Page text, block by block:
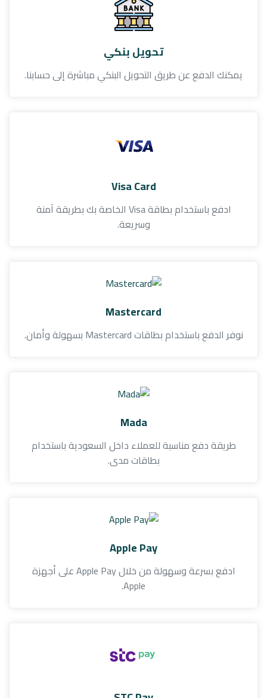
تحويل بنكي
يمكنك الدفع عن طريق التحويل البنكي مباشرة إلى حسابنا.
Visa Card
ادفع باستخدام بطاقة Visa الخاصة بك بطريقة آمنة
وسريعة.
Mastercard
نوفر الدفع باستخدام بطاقات Mastercard بسهولة وأمان.
Mada
طريقة دفع مناسبة للعملاء داخل السعودية باستخدام
بطاقات مدى.
Apple Pay
ادفع بسرعة وسهولة من خلال Apple Pay على أجهزة
Apple.